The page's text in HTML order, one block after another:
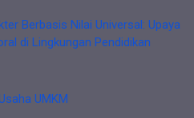
Berbasis Nilai Universal: Upaya
di Lingkungan Pendidikan
UMKM